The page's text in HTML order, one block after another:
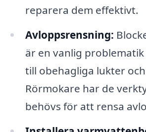
reparera dem effektivt.
Avloppsrensning:
är en vanlig problematik
till obehagliga lukter
Rörmokare har de
behövs för att rensa